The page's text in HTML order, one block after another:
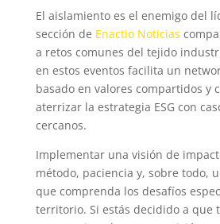
El aislamiento es el enemigo del
sección de Enactio Noticias
a retos comunes del tejido
en estos eventos facilita un
basado en valores compartidos y
aterrizar la estrategia ESG con
cercanos.
Implementar una visión de
método, paciencia y, sobre todo,
que comprenda los desafíos
territorio. Si estás decidido a que